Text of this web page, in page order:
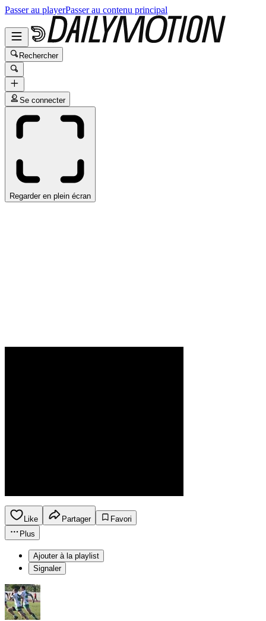
Passer au playerPasser au contenu principal
Rechercher
Se connecter
Regarder en plein écran
Like Partager
Favori
Plus
Ajouter à la playlist
Signaler